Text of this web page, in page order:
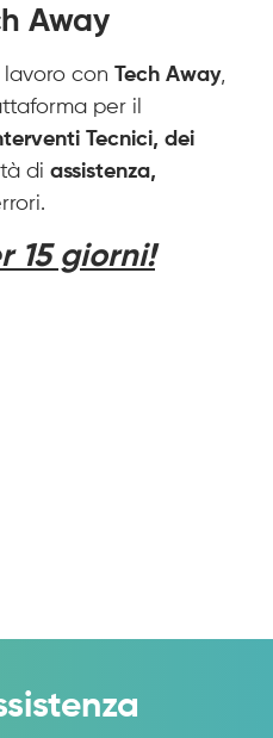
Away
lavoro con Tech Away,
per il
Tecnici, dei
di assistenza,
15 giorni!